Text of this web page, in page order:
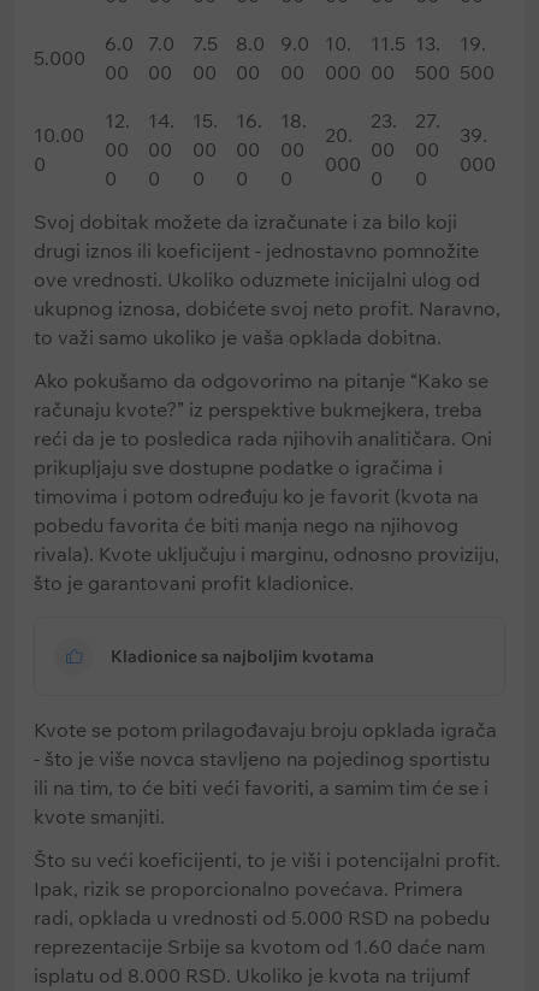
5.000
6.0
00
7.0
00
7.5
00
8.0
00
9.0
00
10.
000
11.5
00
13.
500
19.
500
10.00
0
12.
00
0
14.
00
0
15.
00
0
16.
00
0
18.
00
0
20.
000
23.
00
0
27.
00
0
39.
000
Svoj dobitak možete da izračunate i za bilo koji
drugi iznos ili koeficijent - jednostavno pomnožite
ove vrednosti. Ukoliko oduzmete inicijalni ulog od
ukupnog iznosa, dobićete svoj neto profit. Naravno,
to važi samo ukoliko je vaša opklada dobitna.
Ako pokušamo da odgovorimo na pitanje “Kako se
računaju kvote?” iz perspektive bukmejkera, treba
reći da je to posledica rada njihovih analitičara. Oni
prikupljaju sve dostupne podatke o igračima i
timovima i potom određuju ko je favorit (kvota na
pobedu favorita će biti manja nego na njihovog
rivala). Kvote uključuju i marginu, odnosno proviziju,
što je garantovani profit kladionice.
Kladionice sa najboljim kvotama
Kvote se potom prilagođavaju broju opklada igrača
- što je više novca stavljeno na pojedinog sportistu
ili na tim, to će biti veći favoriti, a samim tim će se i
kvote smanjiti.
Što su veći koeficijenti, to je viši i potencijalni profit.
Ipak, rizik se proporcionalno povećava. Primera
radi, opklada u vrednosti od 5.000 RSD na pobedu
reprezentacije Srbije sa kvotom od 1.60 daće nam
isplatu od 8.000 RSD. Ukoliko je kvota na trijumf